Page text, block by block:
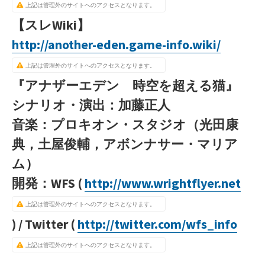
上記は管理外のサイトへのアクセスとなります。
【スレWiki】
http://another-eden.game-info.wiki/
上記は管理外のサイトへのアクセスとなります。
『アナザーエデン 時空を超える猫』
シナリオ・演出：加藤正人
音楽：プロキオン・スタジオ（光田康
典，土屋俊輔，アボンナサー・マリア
ム）
開発：WFS ( http://www.wrightflyer.net
上記は管理外のサイトへのアクセスとなります。
) / Twitter ( http://twitter.com/wfs_info
上記は管理外のサイトへのアクセスとなります。